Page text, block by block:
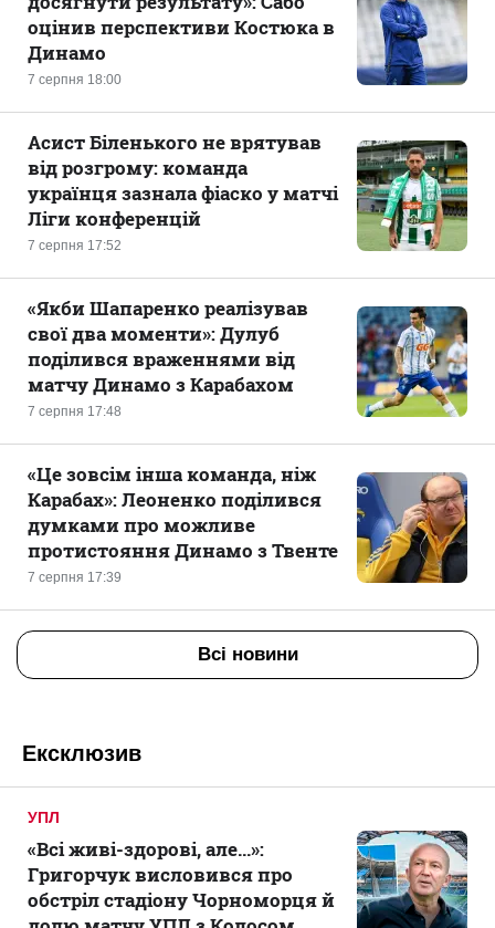
7 серпня 18:00
оцінив перспективи Костюка в
Динамо
7 серпня 17:52
Асист Біленького не врятував
від розгрому: команда
українця зазнала фіаско у матчі
Ліги конференцій
7 серпня 17:48
«Якби Шапаренко реалізував
свої два моменти»: Дулуб
поділився враженнями від
матчу Динамо з Карабахом
7 серпня 17:39
«Це зовсім інша команда, ніж
Карабах»: Леоненко поділився
думками про можливе
протистояння Динамо з Твенте
Всі новини
Ексклюзив
УПЛ
«Всі живі-здорові, але...»:
Григорчук висловився про
обстріл стадіону Чорноморця й